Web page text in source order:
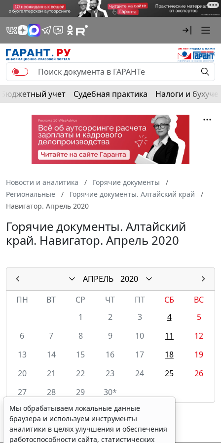
Бюджетный учет Судебная практика Налоги и
Новости и аналитика
Горячие документы
Региональные
Горячие документы. Алтайский край
Навигатор. Апрель 2020
Горячие документы. Алтайский
край. Навигатор. Апрель 2020
АПРЕЛЬ
2020
ПН
ВТ СР ЧТ ПТ СБ
ВС
1
2 3 4
5
6
7 8 9 10 11
12
13
14 15 16 17 18
19
20
21 22 23 24 25
26
27
28 29 30*
Мы обрабатываем локальные данные
браузера и используем инструменты
аналитики в целях улучшения и обеспечения
работоспособности сайта, статистических